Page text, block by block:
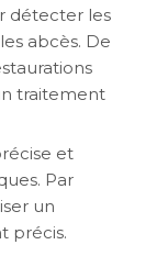
détecter les
abcès. De
traitement
et
Par
un
précis.